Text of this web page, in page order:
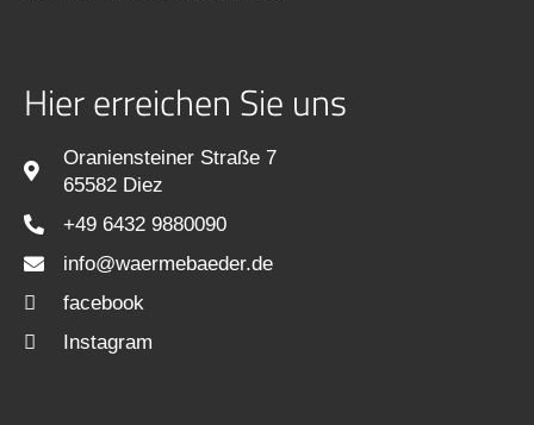
Hier erreichen Sie uns
Oraniensteiner Straße 7
65582 Diez
+49 6432 9880090
info@waermebaeder.de
facebook
Instagram